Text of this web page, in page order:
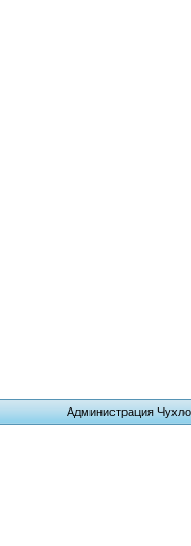
Администрация